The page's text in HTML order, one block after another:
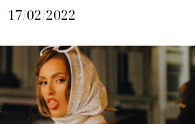
17/02/2022